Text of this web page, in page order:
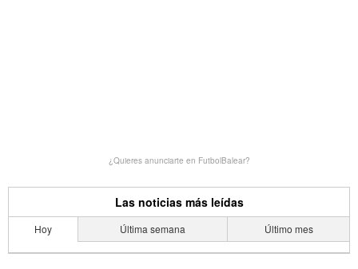
¿Quieres anunciarte en FutbolBalear?
Las noticias más leídas
Hoy Última semana Último mes